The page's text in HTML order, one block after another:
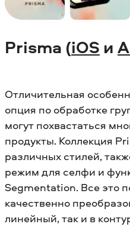
Prisma (iOS и
Отличительная
опция по обработке
могут похвастаться
продукты. Коллекция
различных стилей,
режим для селфи и
Segmentation. Все это
качественно
линейный, так и в